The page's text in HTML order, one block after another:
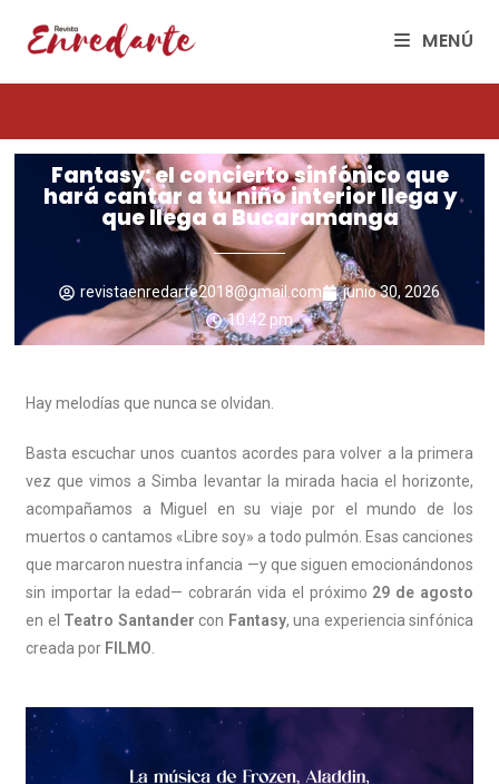
MENÚ
Fantasy: el concierto sinfónico que
hará cantar a tu niño interior llega y
que llega a Bucaramanga
revistaenredarte2018@gmail.com
junio 30, 2026
10:42 pm
Hay melodías que nunca se olvidan.
Basta escuchar unos cuantos acordes para volver a la primera
vez que vimos a Simba levantar la mirada hacia el horizonte,
acompañamos a Miguel en su viaje por el mundo de los
muertos o cantamos «Libre soy» a todo pulmón. Esas canciones
que marcaron nuestra infancia —y que siguen emocionándonos
sin importar la edad— cobrarán vida el próximo 29 de agosto
en el Teatro Santander con Fantasy, una experiencia sinfónica
creada por FILMO